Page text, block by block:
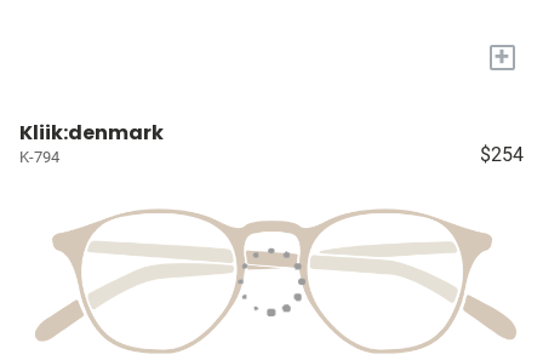
+
Kliik:denmark
K-794 $254